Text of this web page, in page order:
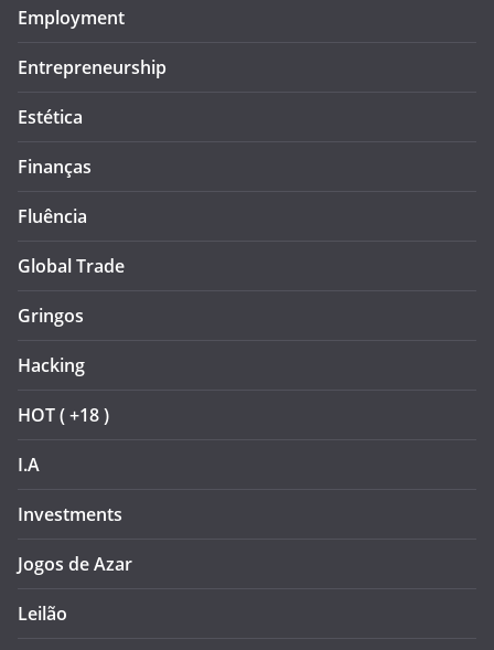
Employment
Entrepreneurship
Estética
Finanças
Fluência
Global Trade
Gringos
Hacking
HOT ( +18 )
I.A
Investments
Jogos de Azar
Leilão